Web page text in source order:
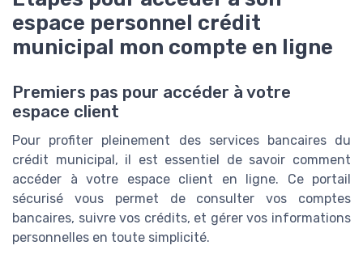
espace personnel crédit
municipal mon compte en ligne
Premiers pas pour accéder à votre
espace client
Pour profiter pleinement des services bancaires du
crédit municipal, il est essentiel de savoir comment
accéder à votre espace client en ligne. Ce portail
sécurisé vous permet de consulter vos comptes
bancaires, suivre vos crédits, et gérer vos informations
personnelles en toute simplicité.